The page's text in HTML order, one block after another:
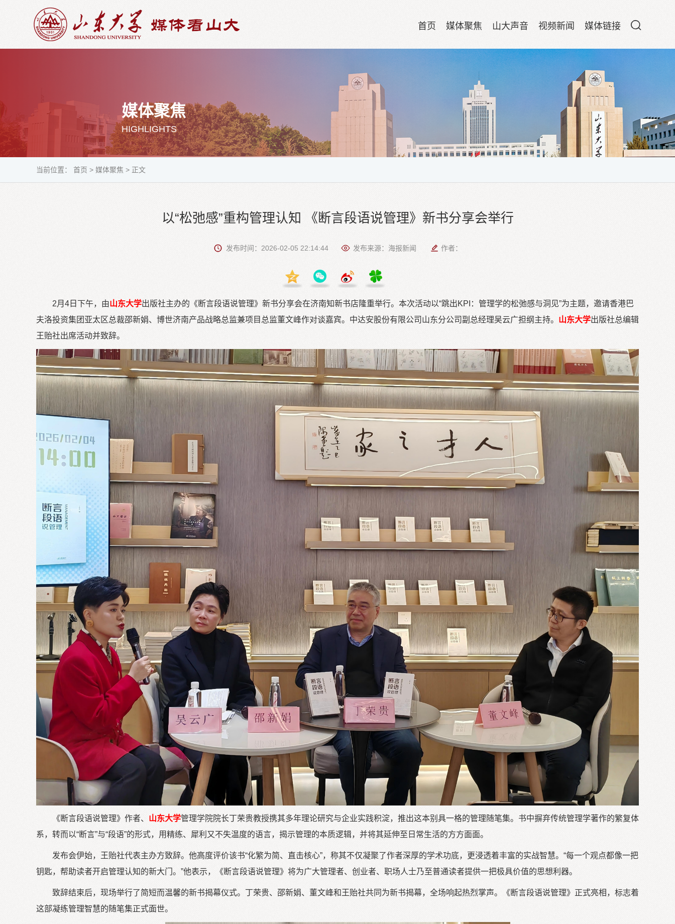
首页 媒体聚焦 山大声音 视频新闻 媒体链接
媒体聚焦
HIGHLIGHTS
当前位置： 首页 > 媒体聚焦 > 正文
以“松弛感”重构管理认知 《断言段语说管理》新书分享会举行
发布时间：2026-02-05 22:14:44 发布来源：海报新闻 作者：
2月4日下午，由山东大学出版社主办的《断言段语说管理》新书分享会在济南知新书店隆重举行。本次活动以“跳出KPI：管理学的松弛感与洞见”为主题，邀请香港巴
夫洛投资集团亚太区总裁邵新娟、博世济南产品战略总监兼项目总监董文峰作对谈嘉宾。中达安股份有限公司山东分公司副总经理吴云广担纲主持。 山东大学出版社总编辑
王贻社出席活动并致辞。
《断言段语说管理》作者、 山东大学管理学院院长丁荣贵教授携其多年理论研究与企业实践积淀，推出这本别具一格的管理随笔集。书中摒弃传统管理学著作的繁复体
系，转而以“断言”与“段语”的形式，用精练、犀利又不失温度的语言，揭示管理的本质逻辑，并将其延伸至日常生活的方方面面。
发布会伊始，王贻社代表主办方致辞。他高度评价该书“化繁为简、直击核心”，称其不仅凝聚了作者深厚的学术功底，更浸透着丰富的实战智慧。“每一个观点都像一把
钥匙，帮助读者开启管理认知的新大门。”他表示，《断言段语说管理》将为广大管理者、创业者、职场人士乃至普通读者提供一把极具价值的思想利器。
致辞结束后，现场举行了简短而温馨的新书揭幕仪式。丁荣贵、邵新娟、董文峰和王贻社共同为新书揭幕，全场响起热烈掌声。《断言段语说管理》正式亮相，标志着
这部凝练管理智慧的随笔集正式面世。